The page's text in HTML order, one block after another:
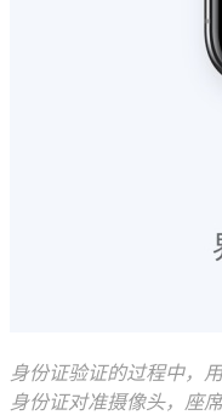
身份证验证的过程中，
身份证对准摄像头，座